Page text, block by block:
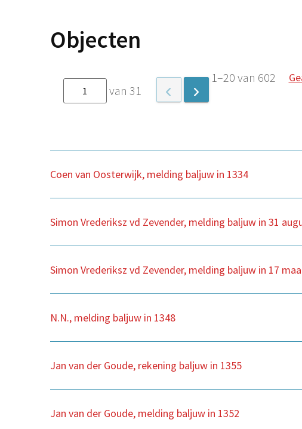
Objecten
van 31
1–20 van 602
Coen van Oosterwijk, melding baljuw in 1334
Simon Vrederiksz vd Zevender, melding baljuw in 31
Simon Vrederiksz vd Zevender, melding baljuw in 17
N.N., melding baljuw in 1348
Jan van der Goude, rekening baljuw in 1355
Jan van der Goude, melding baljuw in 1352